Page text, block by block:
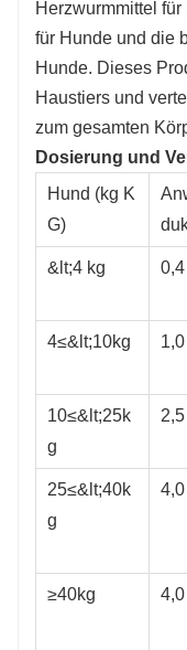
Herzwurmmittel
für Hunde und die
Hunde. Dieses
Haustiers und
zum gesamten
Dosierung und
Hund (kg K
G)
&lt;4 kg 0,4
4≤&lt;10kg 1,0
10≤&lt;25k
g
2,5
25≤&lt;40k
g
4,0
≥40kg 4,0